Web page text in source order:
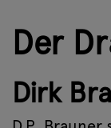
Der
Dirk